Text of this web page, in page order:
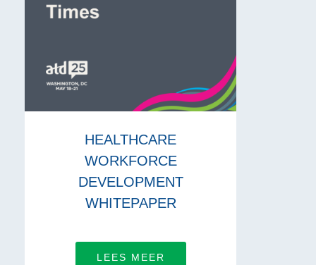
HEALTHCARE
WORKFORCE
DEVELOPMENT
WHITEPAPER
LEES MEER